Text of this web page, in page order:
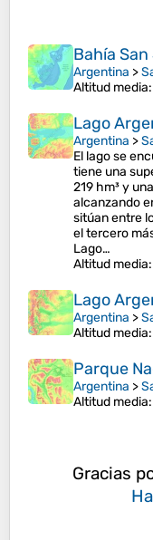
Bahía
Argentina >
Altitud media
Lago
Argentina >
El lago se
tiene una
219 hm³ y
alcanzando
sitúan entre
el tercero
Lago…
Altitud media
Lago
Argentina >
Altitud media
Parque
Argentina >
Altitud media
Gracias